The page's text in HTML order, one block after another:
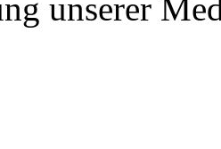
unserer